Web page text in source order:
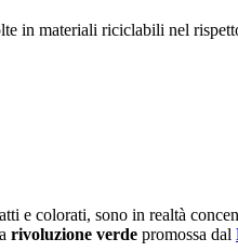
in materiali riciclabili nel
e colorati, sono in realtà
rivoluzione verde promossa dal